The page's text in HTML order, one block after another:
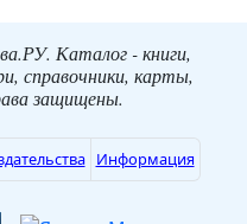
Каталог - книги,
справочники, карты,
защищены.
Информация